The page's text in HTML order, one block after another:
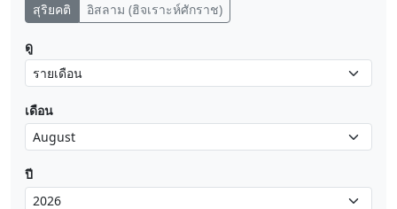
สุริยคติ
อิสลาม (ฮิจเราะห์ศักราช)
ดู
เดือน
ปี